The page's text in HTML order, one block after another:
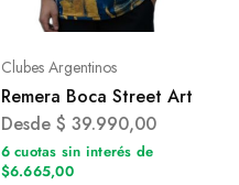
Clubes Argentinos
Remera Boca Street Art
Desde $ 39.990,00
6 cuotas sin interés de
$6.665,00